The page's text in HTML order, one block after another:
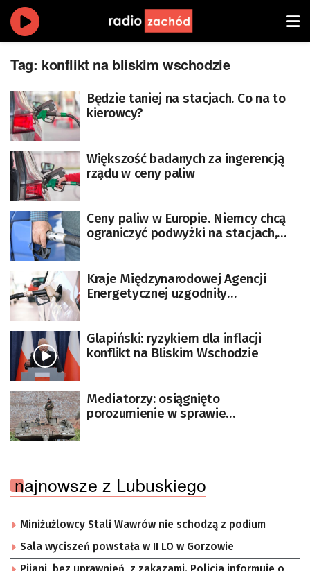
Tag: konflikt na bliskim wschodzie
Będzie taniej na stacjach. Co na to
kierowcy?
Większość badanych za ingerencją
rządu w ceny paliw
Ceny paliw w Europie. Niemcy chcą
ograniczyć podwyżki na stacjach,
Kraje Międzynarodowej Agencji
Energetycznej uzgodniły
Glapiński: ryzykiem dla inflacji
konflikt na Bliskim Wschodzie
Mediatorzy: osiągnięto
porozumienie w sprawie
najnowsze z Lubuskiego
Miniżużlowcy Stali Wawrów nie schodzą z podium
Sala wyciszeń powstała w II LO w Gorzowie